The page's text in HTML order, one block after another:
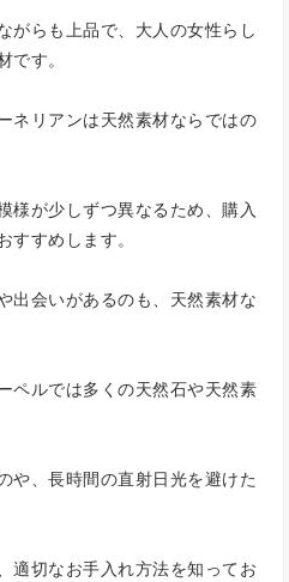
がらも上品で、大人の女性らし
す。
ネリアンは天然素材ならではの
様が少しずつ異なるため、購入
すめします。
出会いがあるのも、天然素材な
ペルでは多くの天然石や天然素
や、長時間の直射日光を避けた
適切なお手入れ方法を知ってお